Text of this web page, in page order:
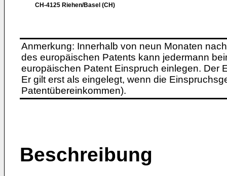
CH-4125 Riehen/Basel (CH)
Anmerkung: Innerhalb von neun Monaten
des europäischen Patents kann jedermann
europäischen Patent Einspruch einlegen. Der
Er gilt erst als eingelegt, wenn die
Patentübereinkommen).
Beschreibung